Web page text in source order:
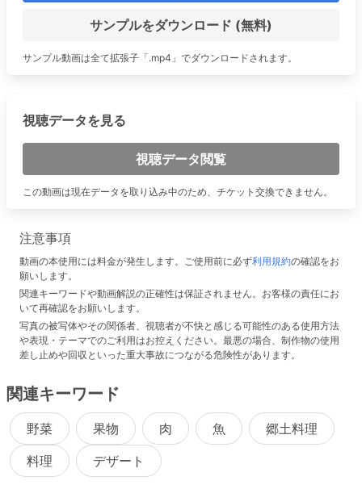
サンプルをダウンロード (無料)
サンプル動画は全て拡張子「.mp4」でダウンロードされます。
視聴データを見る
視聴データ閲覧
この動画は現在データを取り込み中のため、チケット交換できません。
注意事項
動画の本使用には料金が発生します。ご使用前に必ず利用規約の確認をお
願いします。
関連キーワードや動画解説の正確性は保証されません。お客様の責任にお
いて再確認をお願いします。
写真の被写体やその関係者、視聴者が不快と感じる可能性のある使用方法
や表現・テーマでのご利用はお控えください。最悪の場合、制作物の使用
差し止めや回収といった重大事故につながる危険性があります。
関連キーワード
野菜 果物 肉 魚
郷土料理
料理
デザート